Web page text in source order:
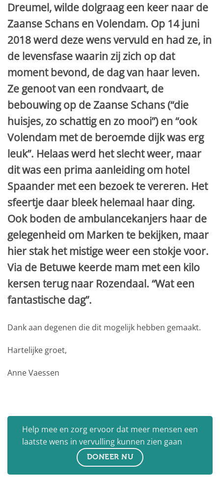
Dreumel, wilde dolgraag een keer naar de
Zaanse Schans en Volendam. Op 14 juni
2018 werd deze wens vervuld en had ze, in
de levensfase waarin zij zich op dat
moment bevond, de dag van haar leven.
Ze genoot van een rondvaart, de
bebouwing op de Zaanse Schans (“die
huisjes, zo schattig en zo mooi”) en “ook
Volendam met de beroemde dijk was erg
leuk”. Helaas werd het slecht weer, maar
dit was een prima aanleiding om hotel
Spaander met een bezoek te vereren. Het
sfeertje daar bleek helemaal haar ding.
Ook boden de ambulancekanjers haar de
gelegenheid om Marken te bekijken, maar
hier stak het mistige weer een stokje voor.
Via de Betuwe keerde mam met een kilo
kersen terug naar Rozendaal. “Wat een
fantastische dag”.
Dank aan degenen die dit mogelijk hebben gemaakt.
Hartelijke groet,
Anne Vaessen
Help mee en zorg ervoor dat meer mensen een
laatste wens in vervulling kunnen zien gaan
DONEER NU